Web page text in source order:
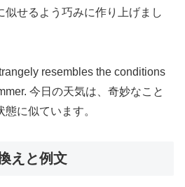
似せるよう巧みに作り上げまし
resembles the conditions
今日の天気は、奇妙なこと
に似ています。
えと例文